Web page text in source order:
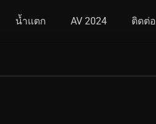
น้ำแตก AV 2024 ติดต่อ